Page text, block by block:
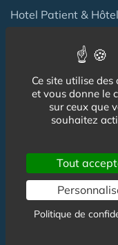
Hotel Patient &
Location locauxen
en
Emploien Centre de
S'installeren Maison
une Maison de
Ce site utilise des
et vous donne le
sur ceux que
souhaitez
Tout
Politique de